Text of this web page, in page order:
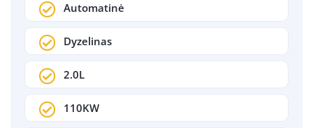
Automatinė
Dyzelinas
2.0L
110KW